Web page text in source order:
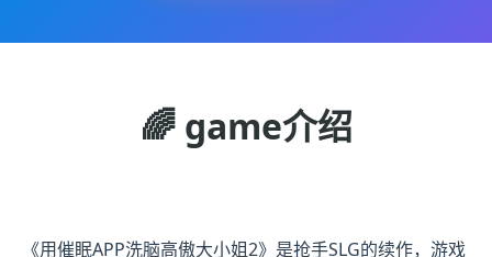
🌈 game介绍
《用催眠APP洗脑高傲大小姐2》是抢手SLG的续作，游戏